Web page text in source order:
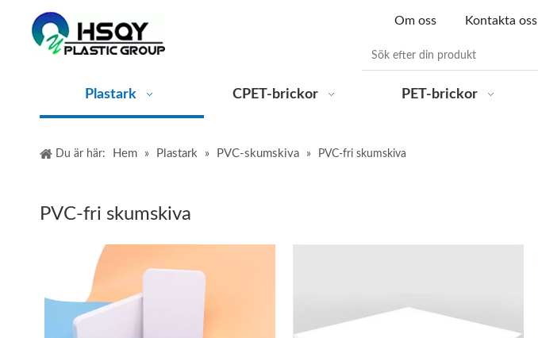
Om oss Kontakta oss
Plastark CPET-brickor PET-brickor
Du är här: Hem » Plastark » PVC-skumskiva » PVC-fri skumskiva
PVC-fri skumskiva